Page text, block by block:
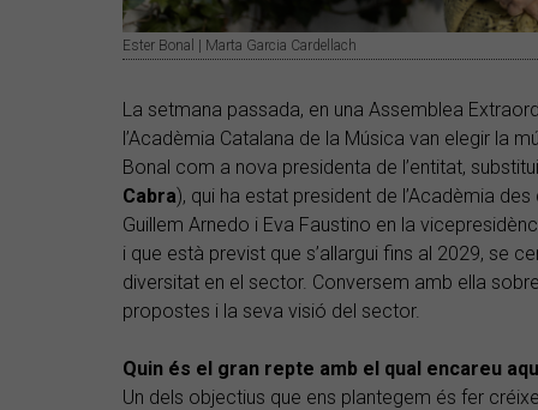
Ester Bonal | Marta Garcia Cardellach
La setmana passada, en una Assemblea
l’Acadèmia Catalana de la Música van elegir la
Bonal com a nova presidenta de l’entitat,
Cabra), qui ha estat president de l’Acadèmia
Guillem Arnedo i Eva Faustino en la
i que està previst que s’allargui fins al 2029, se
diversitat en el sector. Conversem amb ella
propostes i la seva visió del sector.
Quin és el gran repte amb el qual encareu
Un dels objectius que ens plantegem és fer